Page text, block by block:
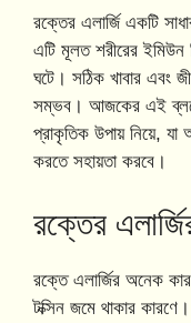
রক্তের এলার্জি একটি
এটি মূলত শরীরের ইমিউন
ঘটে। সঠিক খাবার এবং
সম্ভব। আজকের এই
প্রাকৃতিক উপায় নিয়ে, যা
করতে সহায়তা করবে।
রক্তের
রক্তে এলার্জির অনেক
টক্সিন জমে থাকার